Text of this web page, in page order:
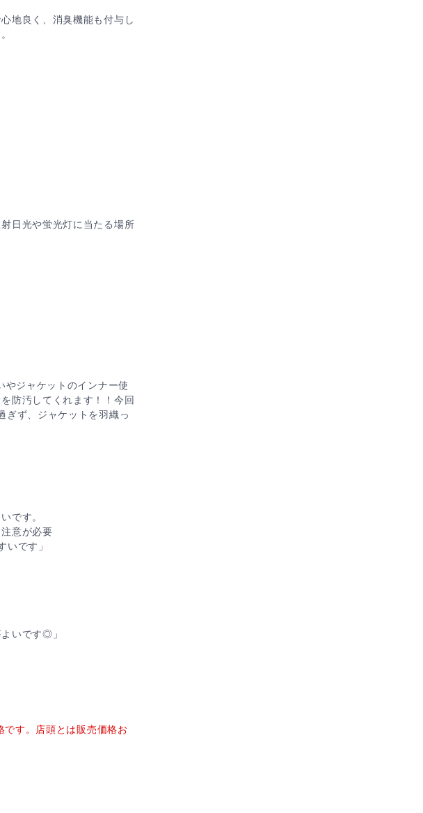
地良く、消臭機能も付与し
日光や蛍光灯に当たる場所
やジャケットのインナー使
防汚してくれます！！今回
ぎず、ジャケットを羽織っ
です。
意が必要
です」
いです◎」
です。店頭とは販売価格お